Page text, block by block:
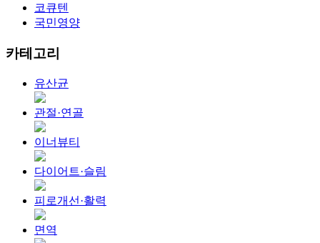
코큐텐
국민영양
카테고리
유산균
관절·연골
이너뷰티
다이어트·슬림
피로개선·활력
면역